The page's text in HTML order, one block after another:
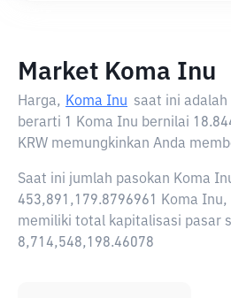
Market Koma Inu
Harga, Koma Inu saat ini adalah
berarti 1 Koma Inu bernilai
KRW memungkinkan Anda
Saat ini jumlah pasokan Koma
453,891,179.8796961 Koma
memiliki total kapitalisasi pasar
8,714,548,198.46078